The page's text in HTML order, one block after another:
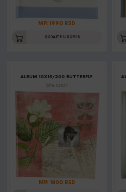
MP: 1990 RSD
DODAJTE U KORPU
ALBUM 10X15/200 BUTTERFLY
Šifra: K2937
MP: 1800 RSD